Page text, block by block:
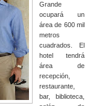
Grande
ocupará un
área de 600 mil
metros
cuadrados. El
hotel tendrá
área de
recepción,
restaurante,
bar, biblioteca,